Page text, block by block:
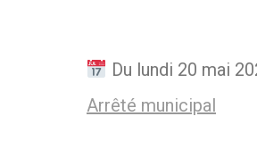
Du lundi 20 mai
Arrêté municipal